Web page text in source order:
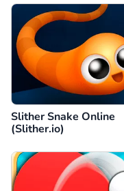
Slither Snake Online
(Slither.io)